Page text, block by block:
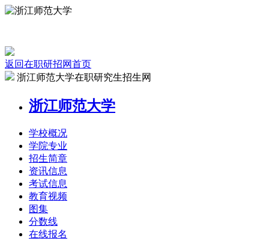
返回在职研招网首页
浙江师范大学在职研究生招生网
浙江师范大学
学校概况
学院专业
招生简章
资讯信息
考试信息
教育视频
图集
分数线
在线报名